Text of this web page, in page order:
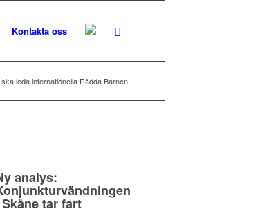
Kontakta oss
leda internationella Rädda Barnen
analys:
tar fart